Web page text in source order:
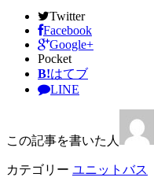
Twitter
Facebook
Google+
Pocket
B!はてブ
LINE
この記事を書いた人
カテゴリー ユニットバス